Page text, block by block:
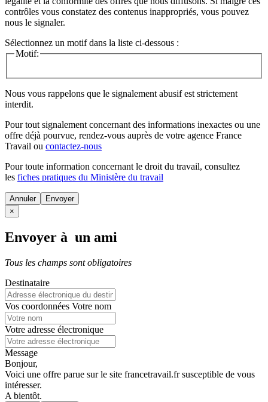
contrôles vous constatez des contenus inappropriés, vous pouvez
nous le signaler.
Sélectionnez un motif dans la liste ci-dessous :
Motif:
Nous vous rappelons que le signalement abusif est strictement
interdit.
Pour tout signalement concernant des informations inexactes ou une
offre déjà pourvue, rendez-vous auprès de votre agence France
Travail ou contactez-nous
Pour toute information concernant le droit du travail, consultez
les fiches pratiques du Ministère du travail
Annuler
×
Envoyer à un ami
Tous les champs sont obligatoires
Destinataire
Vos coordonnées Votre nom
Votre adresse électronique
Message
Bonjour,
Voici une offre parue sur le site francetravail.fr susceptible de vous
intéresser.
A bientôt.